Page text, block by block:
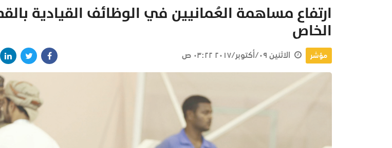
ارتفاع مساهمة العُمانيين في الوظائف القيادية
الخاص
مؤشر الاثنين ٠٩/أكتوبر/٢٠١٧ ٠٣:٢٢ ص